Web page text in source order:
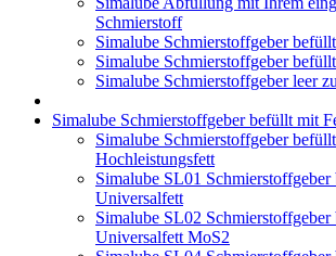
Schmierstoff
Simalube Schmierstoffgeber
Simalube Schmierstoffgeber
Simalube Schmierstoffgeber leer
Simalube Schmierstoffgeber befüllt mit
Simalube Schmierstoffgeber
Hochleistungsfett
Simalube SL01
Universalfett
Simalube SL02
Universalfett MoS2